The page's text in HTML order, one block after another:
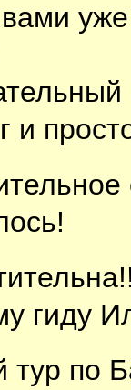
уже
и
гиду
тур по